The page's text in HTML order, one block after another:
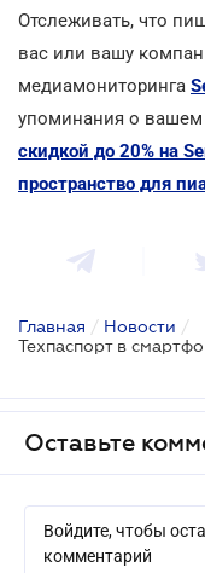
Отслеживать, что
вас или вашу
медиамониторинга
упоминания о
скидкой до 20% на
пространство для
Главная / Новости /
Оставьте
Войдите, чтобы
комментарий